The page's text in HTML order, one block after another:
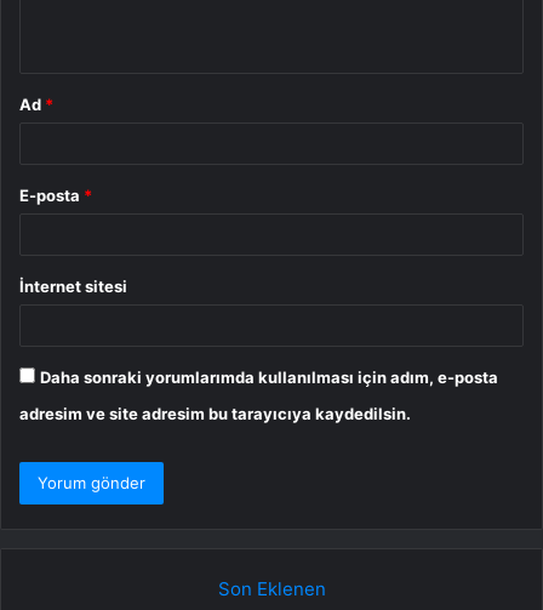
Ad *
E-posta *
İnternet sitesi
Daha sonraki yorumlarımda kullanılması için adım, e-posta
adresim ve site adresim bu tarayıcıya kaydedilsin.
Son Eklenen